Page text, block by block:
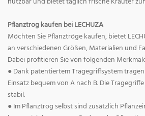
Pflanztrog kaufen bei LECHUZA
Möchten Sie Pflanztröge kaufen, bietet
an verschiedenen Größen, Materialien und
Dabei profitieren Sie von folgenden
● Dank patentiertem Tragegriffsystem
Einsatz bequem von A nach B. Die
stabil.
● Im Pflanztrog selbst sind zusätzlich